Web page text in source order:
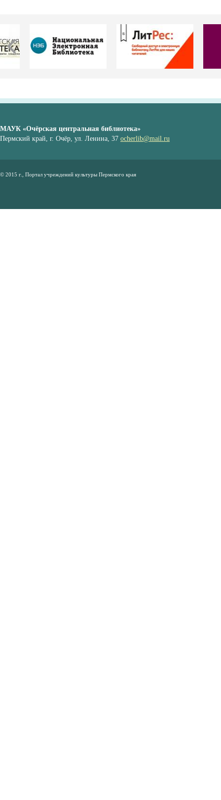
МАУК «Очёрская центральная библиотека»
Пермский край, г. Очёр, ул. Ленина, 37 ocherlib@mail.ru
© 2015 г., Портал учреждений культуры Пермского края